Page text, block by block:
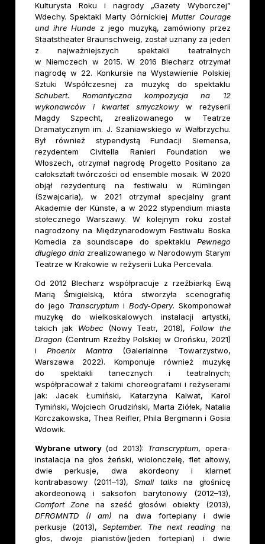
Kulturysta Roku i nagrody „Gazety Wyborczej”
Wdechy. Spektakl Marty Górnickiej Mutter Courage
und ihre Hunde z jego muzyką, zamówiony przez
Staatstheater Braunschweig, został uznany za jeden
z najważniejszych spektakli teatralnych
w Niemczech w 2015. W 2016 Blecharz otrzymał
nagrodę w 22. Konkursie na Wystawienie Polskiej
Sztuki Współczesnej za muzykę do spektaklu
Schubert. Romantyczna kompozycja na 12
wykonawców i kwartet smyczkowy w reżyserii
Magdy Szpecht, zrealizowanego w Teatrze
Dramatycznym im. J. Szaniawskiego w Wałbrzychu.
Był również stypendystą Fundacji Siemensa,
rezydentem Civitella Ranieri Foundation we
Włoszech, otrzymał nagrodę Progetto Positano za
całokształt twórczości od ensemble mosaik. W 2020
objął rezydenturę na festiwalu w Rümlingen
(Szwajcaria), w 2021 otrzymał specjalny grant
Akademie der Künste, a w 2022 stypendium miasta
stołecznego Warszawy. W kolejnym roku został
nagrodzony na Międzynarodowym Festiwalu Boska
Komedia za soundscape do spektaklu Pewnego
długiego dnia zrealizowanego w Narodowym Starym
Teatrze w Krakowie w reżyserii Luka Percevala.
Od 2012 Blecharz współpracuje z rzeźbiarką Ewą
Marią Śmigielską, która stworzyła scenografię
do jego Transcryptum i Body-Opery. Skomponował
muzykę do wielkoskalowych instalacji artystki,
takich jak Wobec (Nowy Teatr, 2018), Follow the
Dragon (Centrum Rzeźby Polskiej w Orońsku, 2021)
i Phoenix Mantra (GaleriaInne Towarzystwo,
Warszawa 2022). Komponuje również muzykę
do spektakli tanecznych i teatralnych;
współpracował z takimi choreografami i reżyserami
jak: Jacek Łumiński, Katarzyna Kalwat, Karol
Tymiński, Wojciech Grudziński, Marta Ziółek, Natalia
Korczakowska, Thea Reifler, Phila Bergmann i Gosia
Wdowik.
Wybrane utwory (od 2013): Transcryptum, opera-
instalacja na głos żeński, wiolonczelę, flet altowy,
dwie perkusje, dwa akordeony i klarnet
kontrabasowy (2011–13),Small talksna głośnicę
akordeonową i saksofon barytonowy (2012–13),
Comfort Zone na sześć głosówi obiekty (2013),
DFRGMNTD (I am) na dwa fortepiany i dwie
perkusje (2013), September. The next reading na
głos, dwoje pianistów(jeden fortepian) i dwie